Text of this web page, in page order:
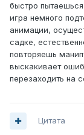
быстро
игра немного
анимации,
садке,
повторяешь
выскакивает
перезаходить на
Цитата